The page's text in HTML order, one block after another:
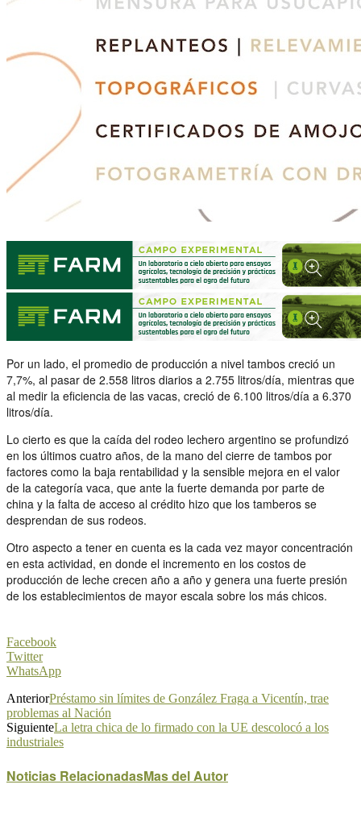
Por un lado, el promedio de producción a nivel tambos creció un
7,7%, al pasar de 2.558 litros diarios a 2.755 litros/día, mientras que
al medir la eficiencia de las vacas, creció de 6.100 litros/día a 6.370
litros/día.
Lo cierto es que la caída del rodeo lechero argentino se profundizó
en los últimos cuatro años, de la mano del cierre de tambos por
factores como la baja rentabilidad y la sensible mejora en el valor
de la categoría vaca, que ante la fuerte demanda por parte de
china y la falta de acceso al crédito hizo que los tamberos se
desprendan de sus rodeos.
Otro aspecto a tener en cuenta es la cada vez mayor concentración
en esta actividad, en donde el incremento en los costos de
producción de leche crecen año a año y genera una fuerte presión
de los establecimientos de mayor escala sobre los más chicos.
Facebook
Twitter
WhatsApp
AnteriorPréstamo sin límites de González Fraga a Vicentín, trae
problemas al Nación
SiguienteLa letra chica de lo firmado con la UE descolocó a los
industriales
Noticias RelacionadasMas del Autor